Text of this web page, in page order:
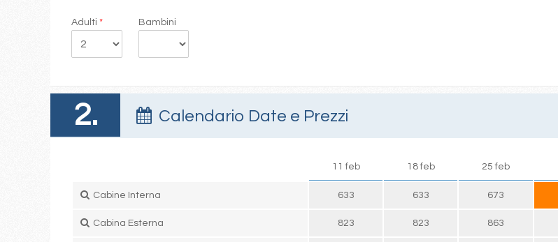
Adulti * Bambini
2. Calendario Date e Prezzi
11 feb 18 feb 25 feb
Cabine Interna 633 633 673
Cabina Esterna 823 823 863